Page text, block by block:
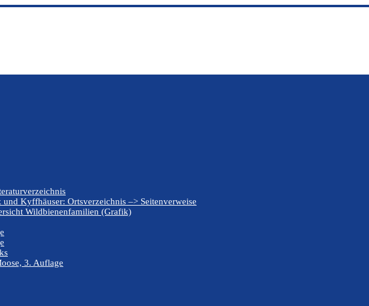
Kyffhäuser: Ortsverzeichnis –> Seitenverweise
Wildbienenfamilien (Grafik)
3. Auflage